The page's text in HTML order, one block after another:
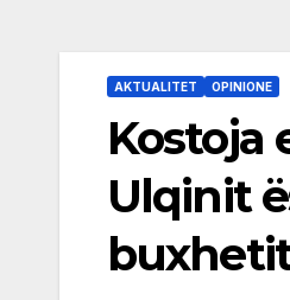
AKTUALITET OPINIONE
Kostoja
Ulqinit